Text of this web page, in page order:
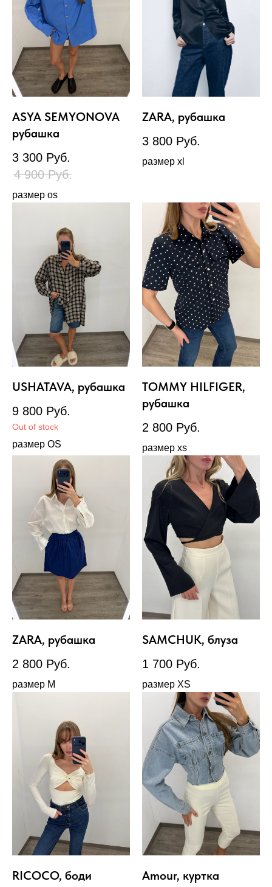
ASYA SEMYONOVA
рубашка
3 300 Руб.
4 900 Руб.
размер os
ZARA, рубашка
3 800 Руб.
размер xl
USHATAVA, рубашка
9 800 Руб.
Out of stock
размер OS
TOMMY HILFIGER,
рубашка
2 800 Руб.
размер xs
ZARA, рубашка
2 800 Руб.
размер М
SAMCHUK, блуза
1 700 Руб.
размер XS
RICOCO, боди Amour, куртка